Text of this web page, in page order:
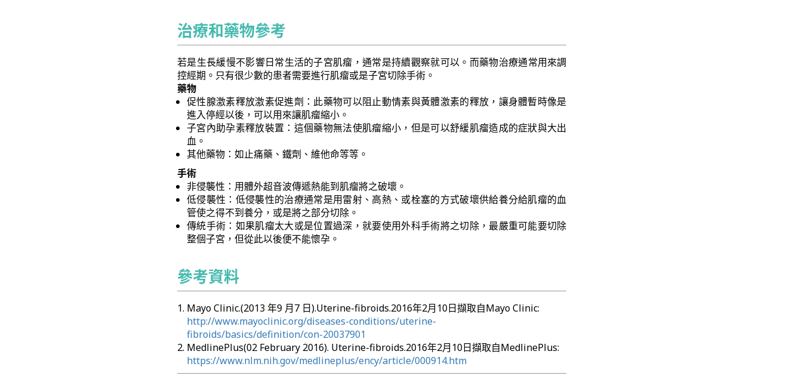
治療和藥物參考
若是生長緩慢不影響日常生活的子宮肌瘤，通常是持續觀察就可以。而藥物治療通常用來調
控經期。只有很少數的患者需要進行肌瘤或是子宮切除手術。
藥物
促性腺激素釋放激素促進劑：此藥物可以阻止動情素與黃體激素的釋放，讓身體暫時像是
進入停經以後，可以用來讓肌瘤縮小。
子宮內助孕素釋放裝置：這個藥物無法使肌瘤縮小，但是可以舒緩肌瘤造成的症狀與大出
血。
其他藥物：如止痛藥、鐵劑、維他命等等。
手術
非侵襲性：用體外超音波傳遞熱能到肌瘤將之破壞。
低侵襲性：低侵襲性的治療通常是用雷射、高熱、或栓塞的方式破壞供給養分給肌瘤的血
管使之得不到養分，或是將之部分切除。
傳統手術：如果肌瘤太大或是位置過深，就要使用外科手術將之切除，最嚴重可能要切除
整個子宮，但從此以後便不能懷孕。
參考資料
Mayo Clinic.(2013 年9 月7 日).Uterine-fibroids.2016年2月10日擷取自Mayo Clinic:
http://www.mayoclinic.org/diseases-conditions/uterine-
fibroids/basics/definition/con-20037901
MedlinePlus(02 February 2016). Uterine-fibroids.2016年2月10日擷取自MedlinePlus:
https://www.nlm.nih.gov/medlineplus/ency/article/000914.htm